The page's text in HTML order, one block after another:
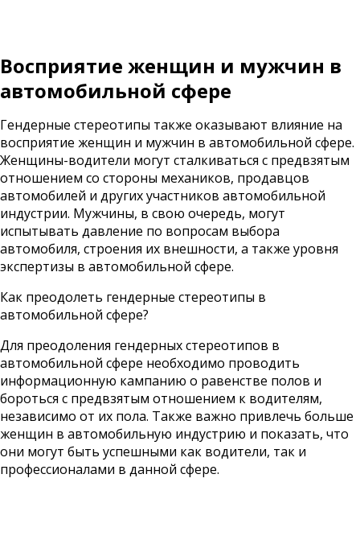
Восприятие женщин и мужчин в
автомобильной сфере
Гендерные стереотипы также оказывают влияние на
восприятие женщин и мужчин в автомобильной сфере.
Женщины-водители могут сталкиваться с предвзятым
отношением со стороны механиков, продавцов
автомобилей и других участников автомобильной
индустрии. Мужчины, в свою очередь, могут
испытывать давление по вопросам выбора
автомобиля, строения их внешности, а также уровня
экспертизы в автомобильной сфере.
Как преодолеть гендерные стереотипы в
автомобильной сфере?
Для преодоления гендерных стереотипов в
автомобильной сфере необходимо проводить
информационную кампанию о равенстве полов и
бороться с предвзятым отношением к водителям,
независимо от их пола. Также важно привлечь больше
женщин в автомобильную индустрию и показать, что
они могут быть успешными как водители, так и
профессионалами в данной сфере.